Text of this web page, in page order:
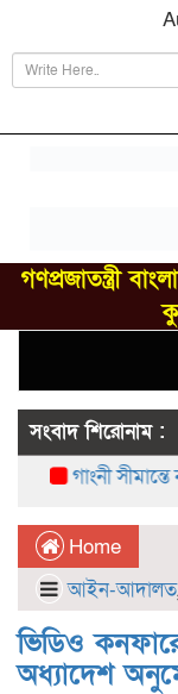
গণপ্রজাতন্ত্রী
সংবাদ শিরোনাম :
গাংনী সীমান্তে
Home
আইন-আদালত
ভিডিও
অধ্যাদেশ